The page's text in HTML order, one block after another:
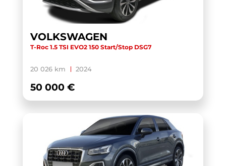
TOURAN
TOURAN BUSINESS (1)
TRANSIT CUSTOM CABINE APPROFONDIE
TRANSIT CUSTOM FOURGON
V60 BUSINESS (1)
WRANGLER (1)
VOLKSWAGEN
T-Roc 1.5 TSI EVO2 150 Start/Stop DSG7
20 026 km 2024
50 000 €